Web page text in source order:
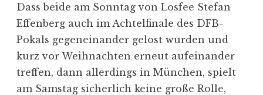
Dass beide am Sonntag von Losfee Stefan
Effenberg auch im Achtelfinale des DFB-
Pokals gegeneinander gelost wurden und
kurz vor Weihnachten erneut aufeinander
treffen, dann allerdings in München, spielt
am Samstag sicherlich keine große Rolle,